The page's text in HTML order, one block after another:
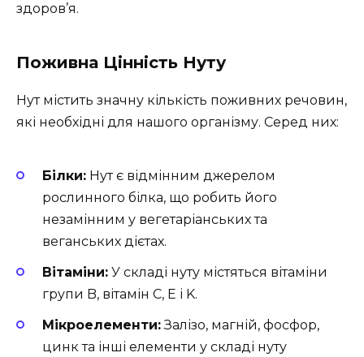
здоров’я.
Поживна Цінність Нуту
Нут містить значну кількість поживних речовин,
які необхідні для нашого організму. Серед них:
Білки: Нут є відмінним джерелом
рослинного білка, що робить його
незамінним у вегетаріанських та
веганських дієтах.
Вітаміни: У складі нуту містяться вітаміни
групи B, вітамін C, E і K.
Мікроелементи:Залізо, магній, фосфор,
цинк та інші елементи у складі нуту